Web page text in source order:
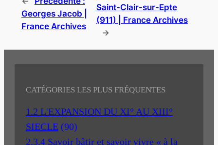
Georges Jacob |
France Archives
Saint-Clair-sur-Epte
(911) | France Archives
→
CATÉGORIES LES PLUS FRÉQUENTES
1.2 L'EXPANSION DU XI° AU XIII°
SIECLE (90)
2.3.4 Savoir bâtir et savoir vivre « à la